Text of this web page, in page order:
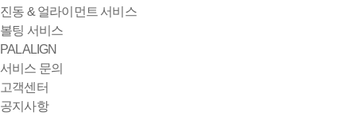
진동 & 얼라이먼트 서비스
볼팅 서비스
PALALIGN
서비스 문의
고객센터
공지사항